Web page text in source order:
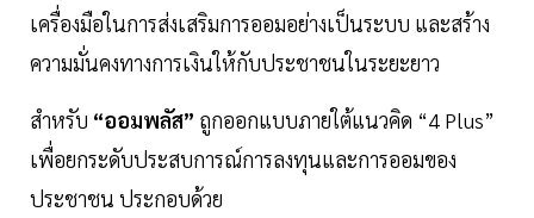
เครื่องมือในการส่งเสริมการออมอย่างเป็นระบบ และสร้าง
ความมั่นคงทางการเงินให้กับประชาชนในระยะยาว
สำหรับ “ออมพลัส” ถูกออกแบบภายใต้แนวคิด “4 Plus”
เพื่อยกระดับประสบการณ์การลงทุนและการออมของ
ประชาชน ประกอบด้วย